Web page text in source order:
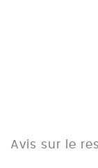
Avis sur le